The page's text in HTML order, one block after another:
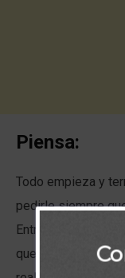
Piensa:
Todo empieza y
pedirle siempre
Entrega siempre
que necesitas su